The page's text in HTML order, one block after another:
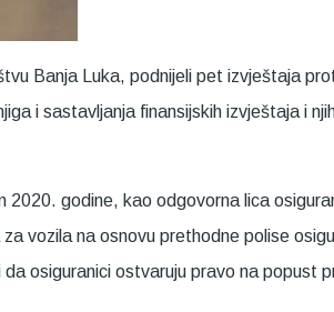
Banja Luka, podnijeli pet izvještaja
i sastavljanja finansijskih izvještaja i
godine, kao odgovorna lica
vozila na osnovu prethodne polise
osiguranici ostvaruju pravo na popust